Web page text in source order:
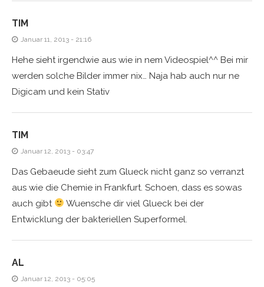
TIM
Januar 11, 2013 - 21:16
Hehe sieht irgendwie aus wie in nem Videospiel^^ Bei mir
werden solche Bilder immer nix… Naja hab auch nur ne
Digicam und kein Stativ
TIM
Januar 12, 2013 - 03:47
Das Gebaeude sieht zum Glueck nicht ganz so verranzt
aus wie die Chemie in Frankfurt. Schoen, dass es sowas
auch gibt
Wuensche dir viel Glueck bei der
Entwicklung der bakteriellen Superformel.
AL
Januar 12, 2013 - 05:05